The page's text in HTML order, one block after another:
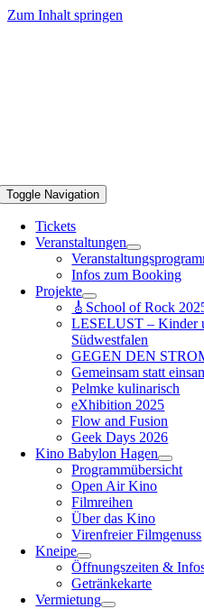
Zum Inhalt springen
Toggle Navigation
Tickets
Veranstaltungen
Infos zum Booking
Projekte
🎸School of Rock
LESELUST – Kinder
Südwestfalen
GEGEN DEN
Gemeinsam statt
Pelmke kulinarisch
eXhibition 2025
Flow and Fusion
Geek Days 2026
Kino Babylon Hagen
Programmübersicht
Open Air Kino
Filmreihen
Über das Kino
Virenfreier Filmgenuss
Kneipe
Öffnungszeiten &
Getränkekarte
Vermietung